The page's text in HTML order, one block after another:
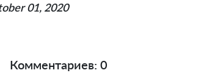
01, 2020
Комментариев: 0